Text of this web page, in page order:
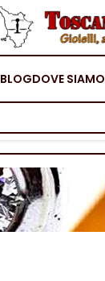
BLOGDOVE SIAMO